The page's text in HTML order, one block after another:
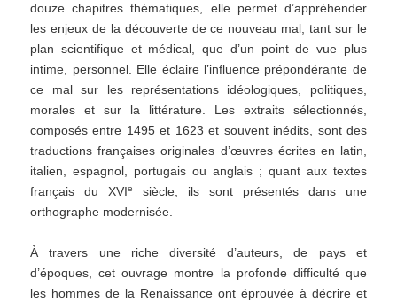
douze chapitres thématiques, elle permet d’appréhender
les enjeux de la découverte de ce nouveau mal, tant sur le
plan scientifique et médical, que d’un point de vue plus
intime, personnel. Elle éclaire l’influence prépondérante de
ce mal sur les représentations idéologiques, politiques,
morales et sur la littérature. Les extraits sélectionnés,
composés entre 1495 et 1623 et souvent inédits, sont des
traductions françaises originales d’œuvres écrites en latin,
italien, espagnol, portugais ou anglais ; quant aux textes
français du XVIe
siècle, ils sont présentés dans une
orthographe modernisée.
À travers une riche diversité d’auteurs, de pays et
d’époques, cet ouvrage montre la profonde difficulté que
les hommes de la Renaissance ont éprouvée à décrire et